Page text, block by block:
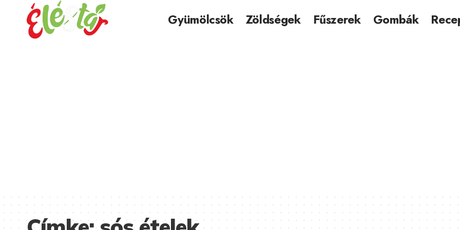
Gyümölcsök Zöldségek Fűszerek Gombák